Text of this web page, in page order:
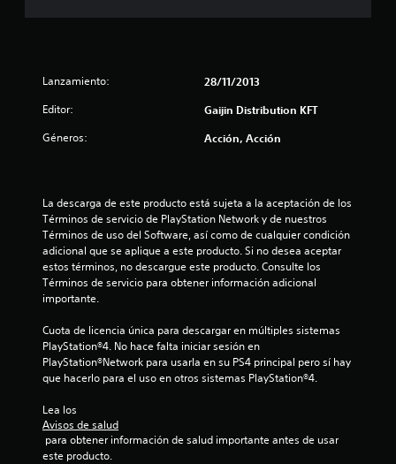
e
s
Lanzamiento: 28/11/2013
Editor: Gaijin Distribution KFT
Géneros: Acción, Acción
La descarga de este producto está sujeta a la aceptación de los
Términos de servicio de PlayStation Network y de nuestros
Términos de uso del Software, así como de cualquier condición
adicional que se aplique a este producto. Si no desea aceptar
estos términos, no descargue este producto. Consulte los
Términos de servicio para obtener información adicional
importante.
Cuota de licencia única para descargar en múltiples sistemas
PlayStation®4. No hace falta iniciar sesión en
PlayStation®Network para usarla en su PS4 principal pero sí hay
que hacerlo para el uso en otros sistemas PlayStation®4.
Lea los
Avisos de salud
este producto.